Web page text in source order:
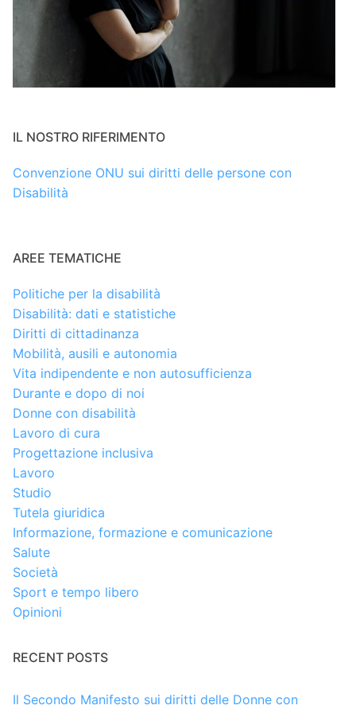
IL NOSTRO RIFERIMENTO
Convenzione ONU sui diritti delle persone con
Disabilità
AREE TEMATICHE
Politiche per la disabilità
Disabilità: dati e statistiche
Diritti di cittadinanza
Mobilità, ausili e autonomia
Vita indipendente e non autosufficienza
Durante e dopo di noi
Donne con disabilità
Lavoro di cura
Progettazione inclusiva
Lavoro
Studio
Tutela giuridica
Informazione, formazione e comunicazione
Salute
Società
Sport e tempo libero
Opinioni
RECENT POSTS
Il Secondo Manifesto sui diritti delle Donne con